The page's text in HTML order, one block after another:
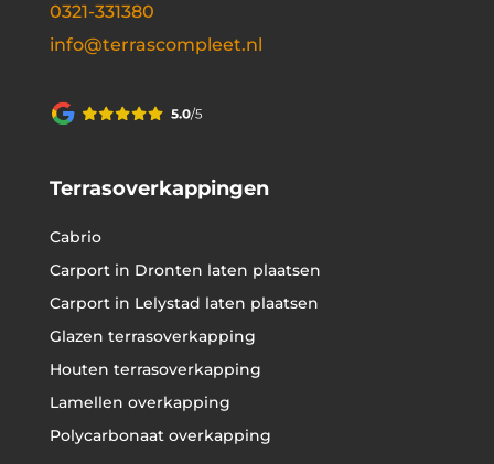
0321-331380
info@terrascompleet.nl
Terrasoverkappingen
Cabrio
Carport in Dronten laten plaatsen
Carport in Lelystad laten plaatsen
Glazen terrasoverkapping
Houten terrasoverkapping
Lamellen overkapping
Polycarbonaat overkapping